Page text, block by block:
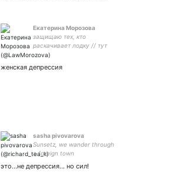
Екатерина Морозова
защищаю тех, кто
раскачивает лодку // тут
правозащита, шитпостинг,
правачка-людоедка
женская депрессия
sasha pivovarova
Sunsetz, we wander through
a foreign town
это...не депрессия... но сил!